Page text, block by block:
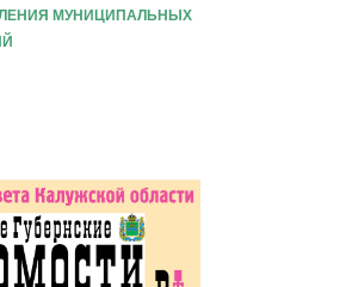
МУНИЦИПАЛЬНЫХ